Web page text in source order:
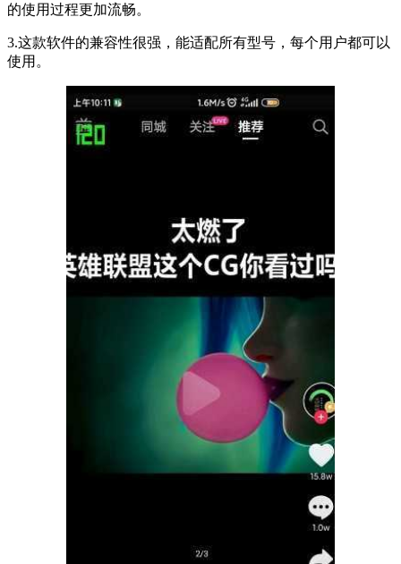
的使用过程更加流畅。
3.这款软件的兼容性很强，能适配所有型号，每个用户都可以
使用。